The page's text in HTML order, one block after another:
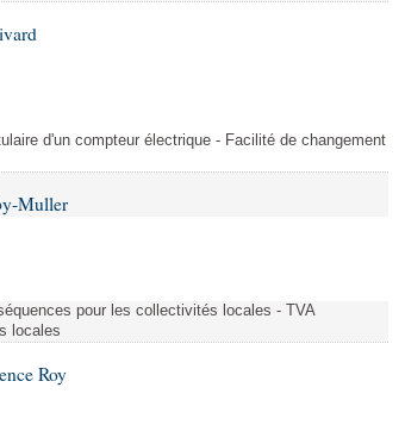
d'un compteur électrique - Facilité de changement
Muller
pour les collectivités locales - TVA
locales
Roy